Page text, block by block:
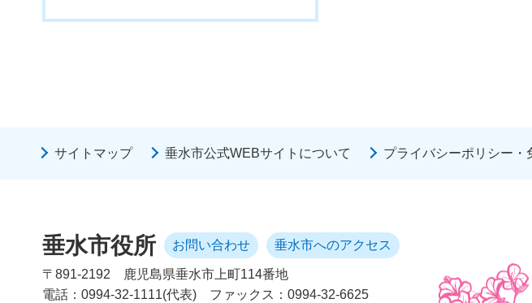
サイトマップ 垂水市公式WEBサイトについて プライバシーポリシー・
垂水市役所 お問い合わせ 垂水市へのアクセス
〒891-2192
鹿児島県垂水市上町114番地
電話：0994-32-1111(代表)
ファックス：0994-32-6625